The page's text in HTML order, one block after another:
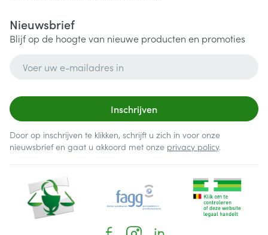
Nieuwsbrief
Blijf op de hoogte van nieuwe producten en promoties
Inschrijven
Door op inschrijven te klikken, schrijft u zich in voor onze
nieuwsbrief en gaat u akkoord met onze privacy policy.